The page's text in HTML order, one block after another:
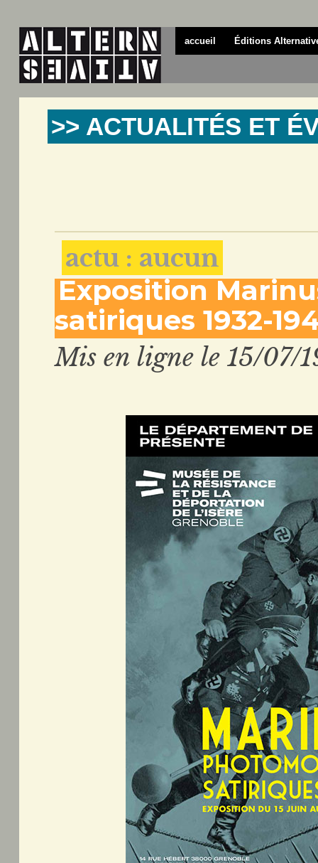
accueil Éditions
>> ACTUALITÉS ET
actu : aucun
Exposition
satiriques 1932-
Mis en ligne le 15/07/